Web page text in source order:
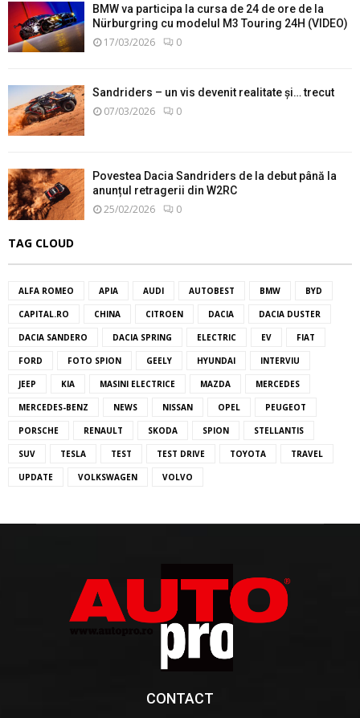
BMW va participa la cursa de 24 de ore de la
Nürburgring cu modelul M3 Touring 24H (VIDEO)
17/03/2026 0
Sandriders – un vis devenit realitate și… trecut
07/03/2026 0
Povestea Dacia Sandriders de la debut până la
anunțul retragerii din W2RC
25/02/2026 0
TAG CLOUD
ALFA ROMEO APIA AUDI AUTOBEST BMW BYD
CAPITAL.RO CHINA CITROEN DACIA DACIA DUSTER
DACIA SANDERO DACIA SPRING ELECTRIC EV FIAT
FORD FOTO SPION GEELY HYUNDAI INTERVIU
JEEP KIA MASINI ELECTRICE MAZDA MERCEDES
MERCEDES-BENZ NEWS NISSAN OPEL PEUGEOT
PORSCHE RENAULT SKODA SPION STELLANTIS
SUV TESLA TEST TEST DRIVE TOYOTA TRAVEL
UPDATE VOLKSWAGEN VOLVO
CONTACT